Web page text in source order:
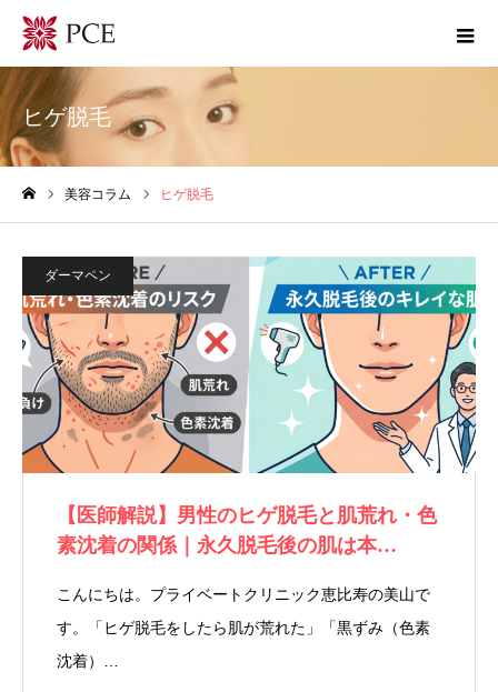
ヒゲ脱毛
美容コラム ヒゲ脱毛
ダーマペン
【医師解説】男性のヒゲ脱毛と肌荒れ・色
素沈着の関係｜永久脱毛後の肌は本…
こんにちは。プライベートクリニック恵比寿の美山で
す。「ヒゲ脱毛をしたら肌が荒れた」「黒ずみ（色素
沈着）…